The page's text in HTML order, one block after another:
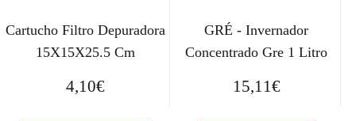
Cartucho Filtro Depuradora
15X15X25.5 Cm
4,10€
GRÉ - Invernador
Concentrado Gre 1 Litro
15,11€